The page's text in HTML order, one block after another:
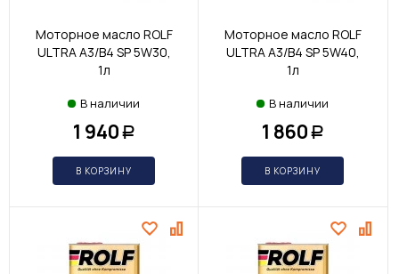
Моторное масло ROLF
ULTRA A3/B4 SP 5W30,
1л
В наличии
1 940 Р
В КОРЗИНУ
Моторное масло ROLF
ULTRA A3/B4 SP 5W40,
1л
В наличии
1 860 Р
В КОРЗИНУ